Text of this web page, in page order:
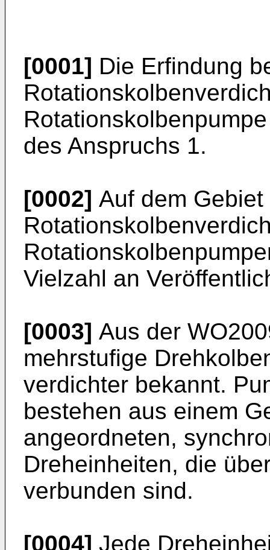
[0001] Die Erfindung
des Anspruchs 1.
[0002] Auf dem Gebiet
Vielzahl an
[0003] Aus der
mehrstufige
verdichter bekannt.
bestehen aus einem
angeordneten,
Dreheinheiten, die
verbunden sind.
[0004] Jede